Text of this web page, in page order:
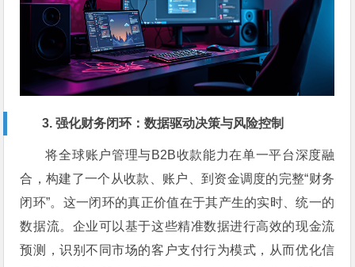
3. 强化财务闭环：数据驱动决策与风险控制
将全球账户管理与B2B收款能力在单一平台深度融
合，构建了一个从收款、账户、到资金调度的完整“财务
闭环”。这一闭环的真正价值在于其产生的实时、统一的
数据流。企业可以基于这些精准数据进行高效的现金流
预测，识别不同市场的客户支付行为模式，从而优化信